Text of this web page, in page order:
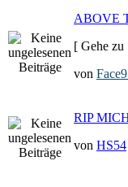
ABOVE
[ Gehe zu
von
RIP
von HS54